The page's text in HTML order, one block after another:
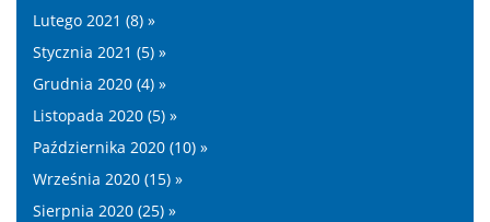
Lutego 2021 (8) »
Stycznia 2021 (5) »
Grudnia 2020 (4) »
Listopada 2020 (5) »
Października 2020 (10) »
Września 2020 (15) »
Sierpnia 2020 (25) »